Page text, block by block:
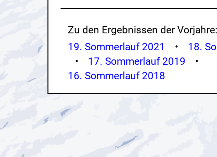
Zu den Ergebnissen der Vorjahre:
19. Sommerlauf 2021
• 18.
• 17. Sommerlauf 2019 •
16. Sommerlauf 2018